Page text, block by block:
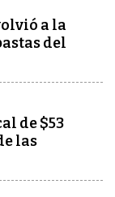
a la
del
de $53
las